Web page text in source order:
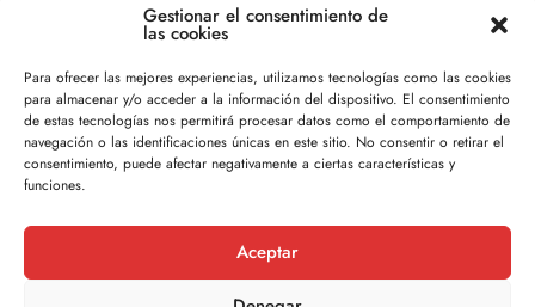
Gestionar el consentimiento de
las cookies
Para ofrecer las mejores experiencias, utilizamos tecnologías como las cookies
para almacenar y/o acceder a la información del dispositivo. El consentimiento
de estas tecnologías nos permitirá procesar datos como el comportamiento de
navegación o las identificaciones únicas en este sitio. No consentir o retirar el
consentimiento, puede afectar negativamente a ciertas características y
funciones.
Aceptar
Legal
Política de privacidad